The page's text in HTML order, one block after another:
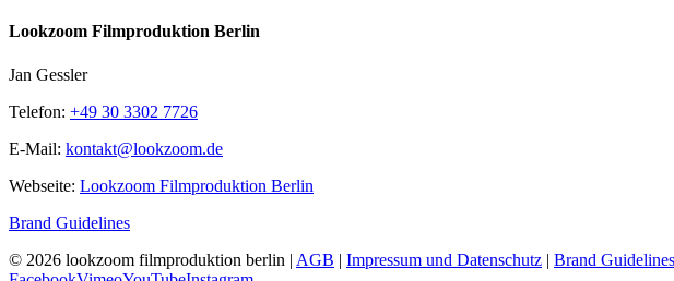
Lookzoom Filmproduktion Berlin
Jan Gessler
Telefon: +49 30 3302 7726
E-Mail: kontakt@lookzoom.de
Webseite: Lookzoom Filmproduktion Berlin
Brand Guidelines
© 2026 lookzoom filmproduktion berlin | AGB | Impressum und Datenschutz | Brand Guidelines